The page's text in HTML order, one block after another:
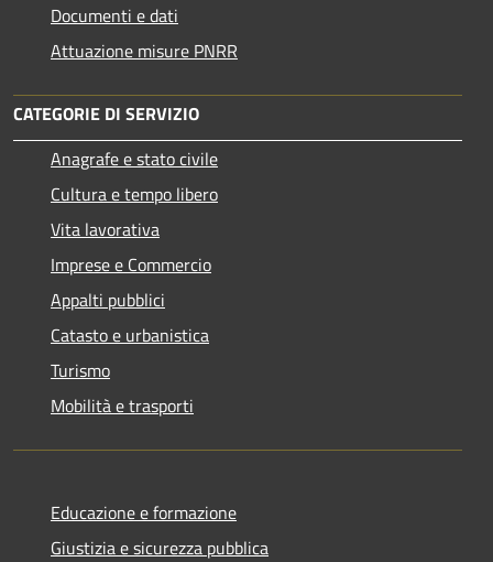
Documenti e dati
Attuazione misure PNRR
CATEGORIE DI SERVIZIO
Anagrafe e stato civile
Cultura e tempo libero
Vita lavorativa
Imprese e Commercio
Appalti pubblici
Catasto e urbanistica
Turismo
Mobilità e trasporti
Educazione e formazione
Giustizia e sicurezza pubblica